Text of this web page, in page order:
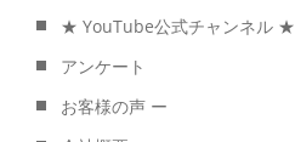
★ YouTube公式チャンネル ★
アンケート
お客様の声 ー